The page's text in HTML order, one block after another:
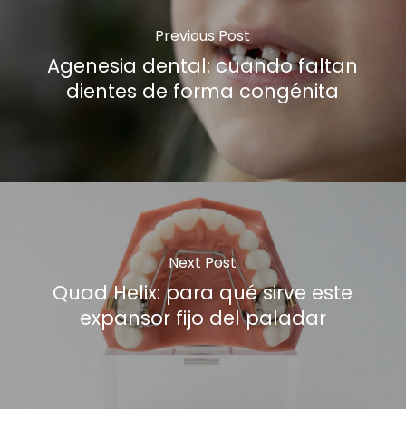
Previous Post
Agenesia dental: cuando faltan
dientes de forma congénita
Next Post
Quad Helix: para qué sirve este
expansor fijo del paladar